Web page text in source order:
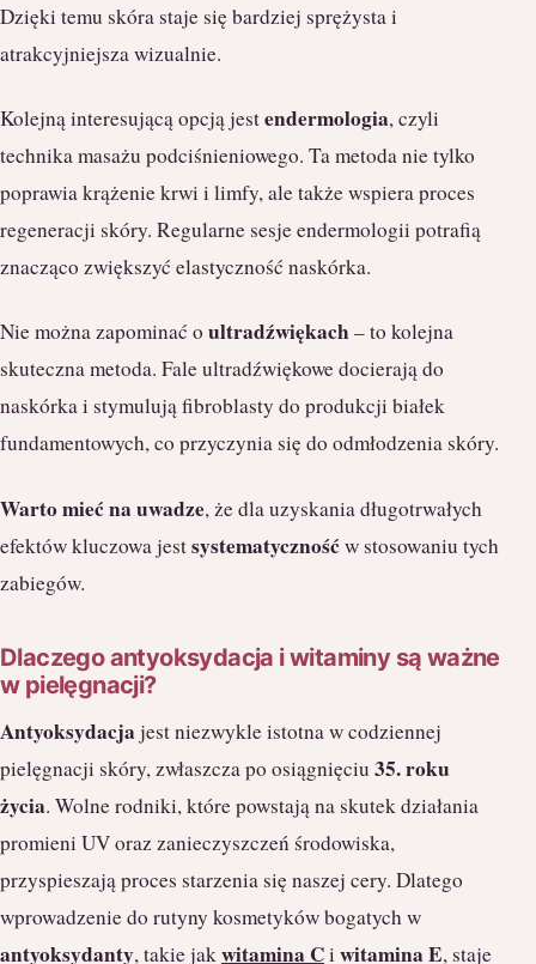
Dzięki temu skóra staje się bardziej sprężysta i
atrakcyjniejsza wizualnie.
Kolejną interesującą opcją jestendermologia, czyli
technika masażu podciśnieniowego. Ta metoda nie tylko
poprawia krążenie krwi i limfy, ale także wspiera proces
regeneracji skóry. Regularne sesje endermologii potrafią
znacząco zwiększyć elastyczność naskórka.
Nie można zapominać o ultradźwiękach – to kolejna
skuteczna metoda. Fale ultradźwiękowe docierają do
naskórka i stymulują fibroblasty do produkcji białek
fundamentowych, co przyczynia się do odmłodzenia skóry.
Warto mieć na uwadze, że dla uzyskania długotrwałych
efektów kluczowa jestsystematycznośćw stosowaniu tych
zabiegów.
Dlaczego antyoksydacja i witaminy są ważne
w pielęgnacji?
Antyoksydacja jest niezwykle istotna w codziennej
pielęgnacji skóry, zwłaszcza po osiągnięciu 35. roku
życia. Wolne rodniki, które powstają na skutek działania
promieni UV oraz zanieczyszczeń środowiska,
przyspieszają proces starzenia się naszej cery. Dlatego
wprowadzenie do rutyny kosmetyków bogatych w
antyoksydanty, takie jak witamina Ci witamina E, staje